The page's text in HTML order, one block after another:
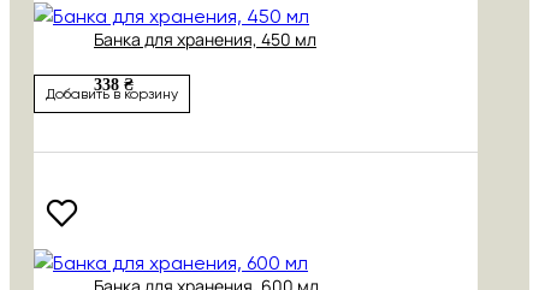
Банка для хранения, 450 мл
338 ₴
Добавить в корзину
Банка для хранения, 600 мл